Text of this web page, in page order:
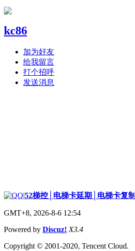
kc86
加为好友
给我留言
打个招呼
发送消息
|52梯控│电梯卡延期│电梯卡复制
GMT+8, 2026-8-6 12:54
Powered by Discuz! X3.4
Copyright © 2001-2020, Tencent Cloud.